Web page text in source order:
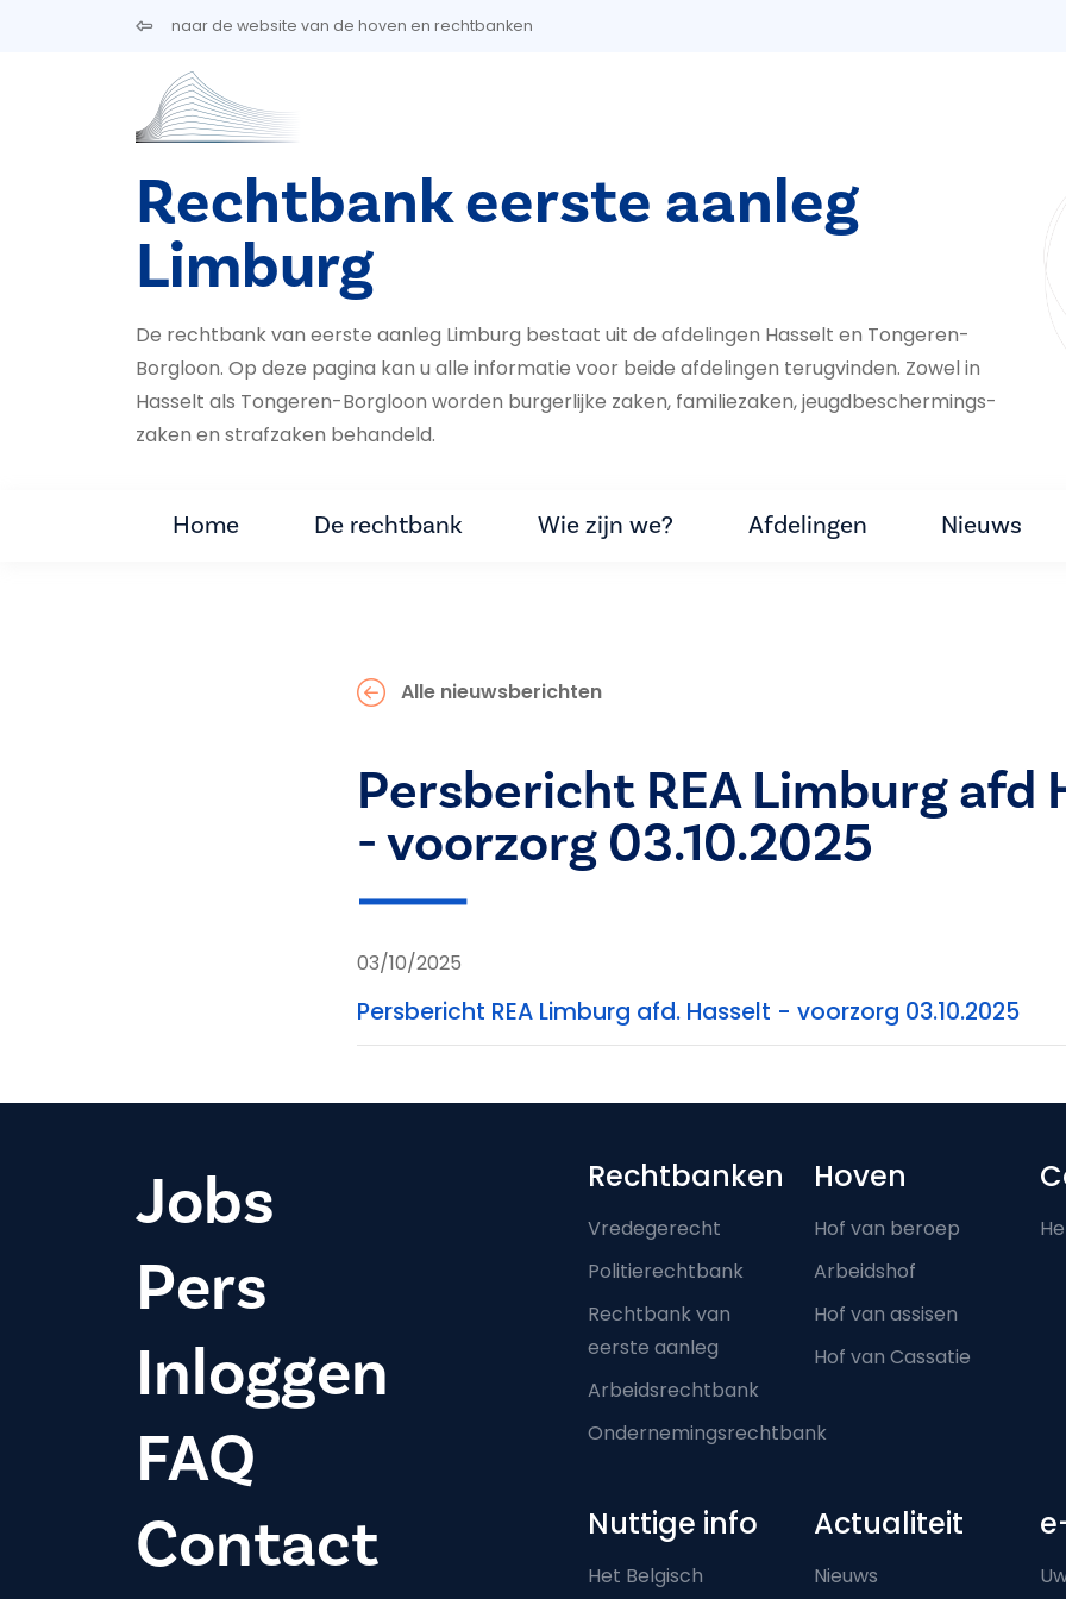
Overslaan en naar de inhoud gaannaar de website van de hoven en rechtbanken
Rechtbank eerste aanleg
Limburg
De rechtbank van eerste aanleg Limburg bestaat uit de afdelingen Hasselt en Tongeren-
Borgloon. Op deze pagina kan u alle informatie voor beide afdelingen terugvinden. Zowel in
Hasselt als Ton­geren-Borgloon worden burgerlijke zaken, fa­mi­liezaken, jeugd­be­scher­mings­
za­ken en straf­zaken behandeld.
Home De rechtbank Wie zijn we? Afdelingen Nieuws
Alle nieuwsberichten
Persbericht REA Limburg afd
- voorzorg 03.10.2025
03/10/2025
Persbericht REA Limburg afd. Hasselt - voorzorg 03.10.2025
Jobs
Pers
Inloggen
FAQ
Contact
Footer-menu
Rechtbanken
Vredegerecht
Politierechtbank
Rechtbank van
eerste aanleg
Arbeidsrechtbank
Ondernemingsrechtbank
Hoven
Hof van beroep
Arbeidshof
Hof van assisen
Hof van Cassatie
Nuttige info
Het Belgisch
Actualiteit
Nieuws